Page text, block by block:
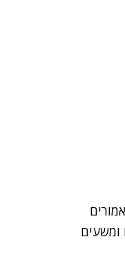
ומשעים